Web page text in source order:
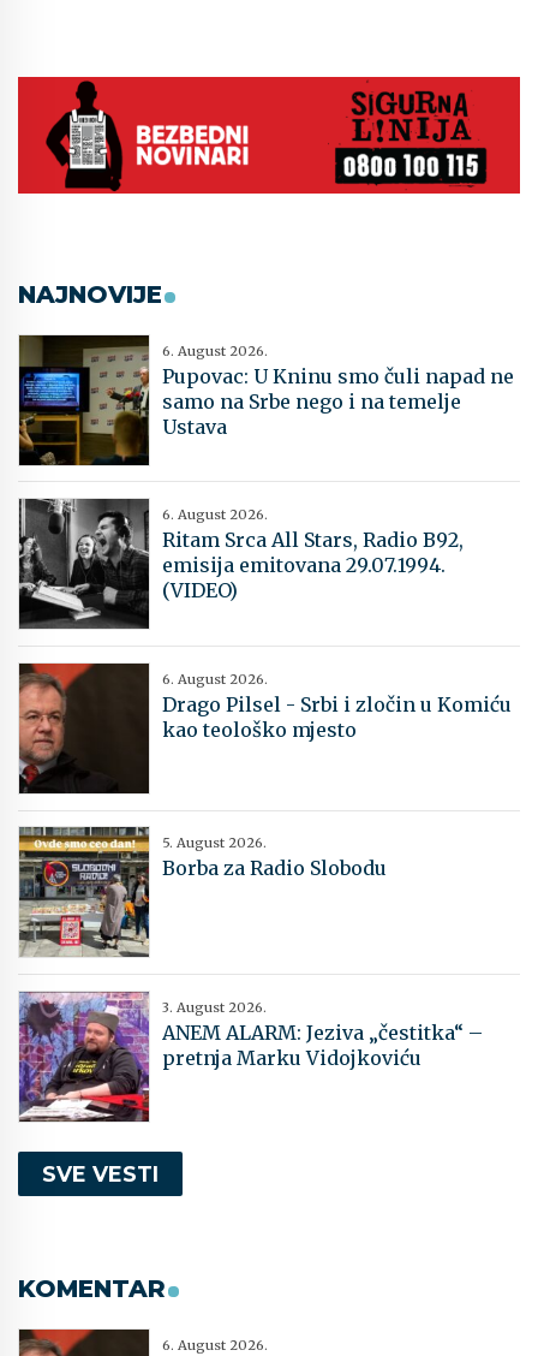
NAJNOVIJE
6. August 2026.
Pupovac: U Kninu smo čuli napad ne
samo na Srbe nego i na temelje
Ustava
6. August 2026.
Ritam Srca All Stars, Radio B92,
emisija emitovana 29.07.1994.
(VIDEO)
6. August 2026.
Drago Pilsel - Srbi i zločin u Komiću
kao teološko mjesto
5. August 2026.
Borba za Radio Slobodu
3. August 2026.
ANEM ALARM: Jeziva „čestitka“ –
pretnja Marku Vidojkoviću
SVE VESTI
KOMENTAR
6. August 2026.